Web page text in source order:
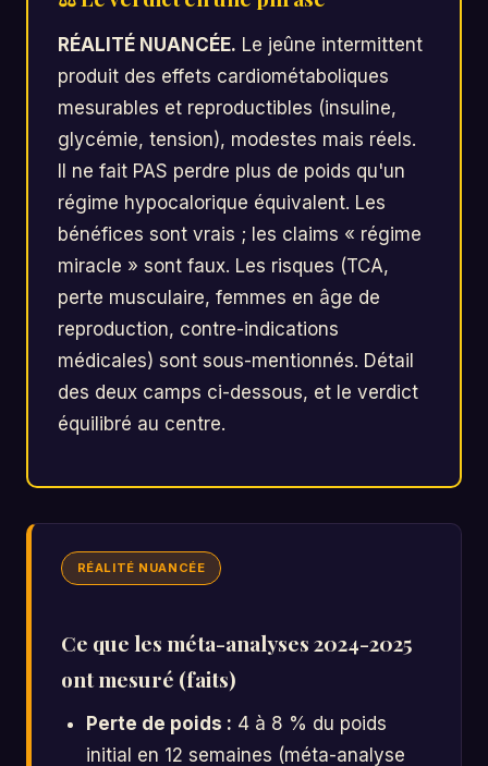
RÉALITÉ NUANCÉE. Le jeûne intermittent
produit des effets cardiométaboliques
mesurables et reproductibles (insuline,
glycémie, tension), modestes mais réels.
Il ne fait PAS perdre plus de poids qu'un
régime hypocalorique équivalent. Les
bénéfices sont vrais ; les claims « régime
miracle » sont faux. Les risques (TCA,
perte musculaire, femmes en âge de
reproduction, contre-indications
médicales) sont sous-mentionnés. Détail
des deux camps ci-dessous, et le verdict
équilibré au centre.
RÉALITÉ NUANCÉE
Ce que les méta-analyses 2024-2025
ont mesuré (faits)
Perte de poids : 4 à 8 % du poids
initial en 12 semaines (méta-analyse